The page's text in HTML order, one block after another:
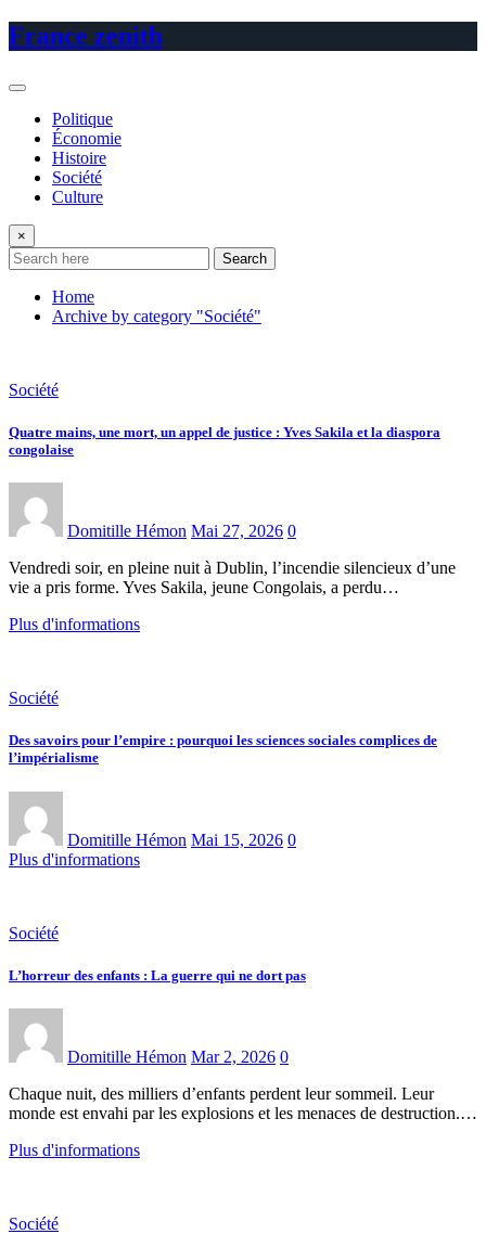
Skip
to
France zenith
Politique
Économie
Histoire
Société
Culture
×
Search
Home
Archive by category "Société"
Société
Quatre mains, une mort, un appel de justice : Yves Sakila et la diaspora
congolaise
Domitille Hémon Mai 27, 2026 0
Vendredi soir, en pleine nuit à Dublin, l’incendie silencieux d’une
vie a pris forme. Yves Sakila, jeune Congolais, a perdu…
Plus d'informations
Société
Des savoirs pour l’empire : pourquoi les sciences sociales complices de
l’impérialisme
Domitille Hémon Mai 15, 2026 0
Plus d'informations
Société
L’horreur des enfants : La guerre qui ne dort pas
Domitille Hémon Mar 2, 2026 0
Chaque nuit, des milliers d’enfants perdent leur sommeil. Leur
monde est envahi par les explosions et les menaces de destruction.…
Plus d'informations
Société